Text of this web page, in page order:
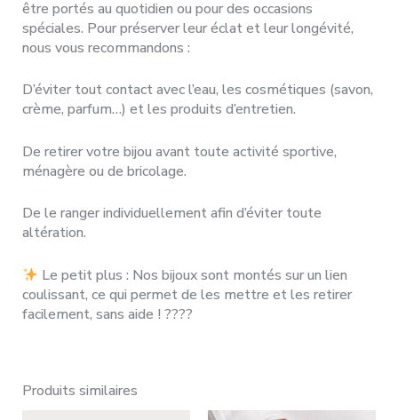
être portés au quotidien ou pour des occasions
spéciales. Pour préserver leur éclat et leur longévité,
nous vous recommandons :
D’éviter tout contact avec l’eau, les cosmétiques (savon,
crème, parfum…) et les produits d’entretien.
De retirer votre bijou avant toute activité sportive,
ménagère ou de bricolage.
De le ranger individuellement afin d’éviter toute
altération.
Le petit plus : Nos bijoux sont montés sur un lien
coulissant, ce qui permet de les mettre et les retirer
facilement, sans aide ! ????
Produits similaires